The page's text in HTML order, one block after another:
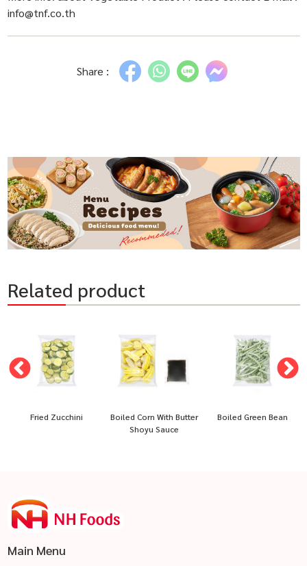
info@tnf.co.th
Share :
Related product
Fried Zucchini
Boiled Corn With Butter
Shoyu Sauce
Boiled Green Bean
Main Menu